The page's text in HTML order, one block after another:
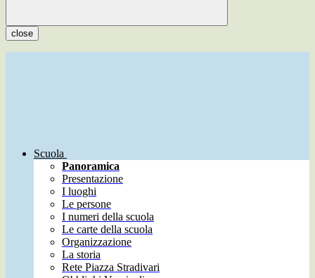
close
Scuola
Panoramica
Presentazione
I luoghi
Le persone
I numeri della scuola
Le carte della scuola
Organizzazione
La storia
Rete Piazza Stradivari